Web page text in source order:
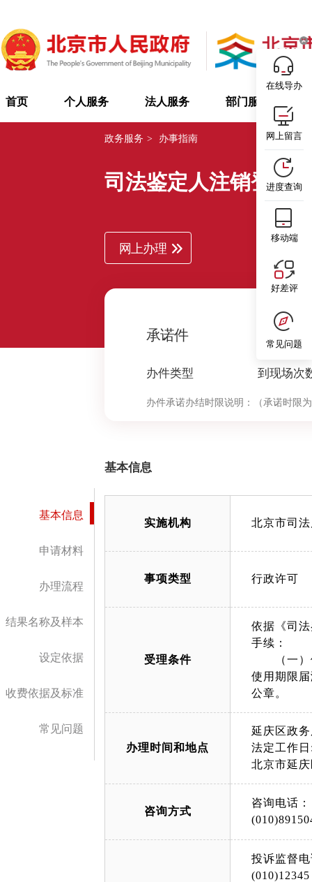
首页 个人服务 法人服务 部门服务
政务服务 > 办事指南
司法鉴定人注销登记
网上办理
承诺件
办件类型
0
到现场次
办件承诺办结时限说明： （承诺时限
基本信息
申请材料
办理流程
结果名称及样本
设定依据
收费依据及标准
常见问题
基本信息
实施机构 北京市司
事项类型 行政许可
受理条件
依据《司
手续：
（一）
使用期限
公章。
办理时间和地点
延庆区政
法定工作
北京市延
咨询方式
咨询电话：
投诉监督
(010)12345
在线导办
网上留言
进度查询
移动端
好差评
常见问题